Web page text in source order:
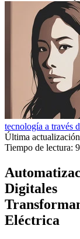
tecnología a través
Última
Tiempo de lectura:
Digitales
Eléctrica